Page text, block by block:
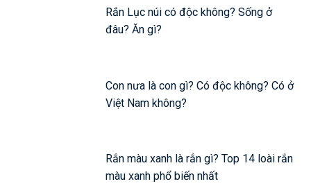
Rắn Lục núi có độc không? Sống ở
đâu? Ăn gì?
Con nưa là con gì? Có độc không? Có ở
Việt Nam không?
Rắn màu xanh là rắn gì? Top 14 loài rắn
màu xanh phổ biến nhất